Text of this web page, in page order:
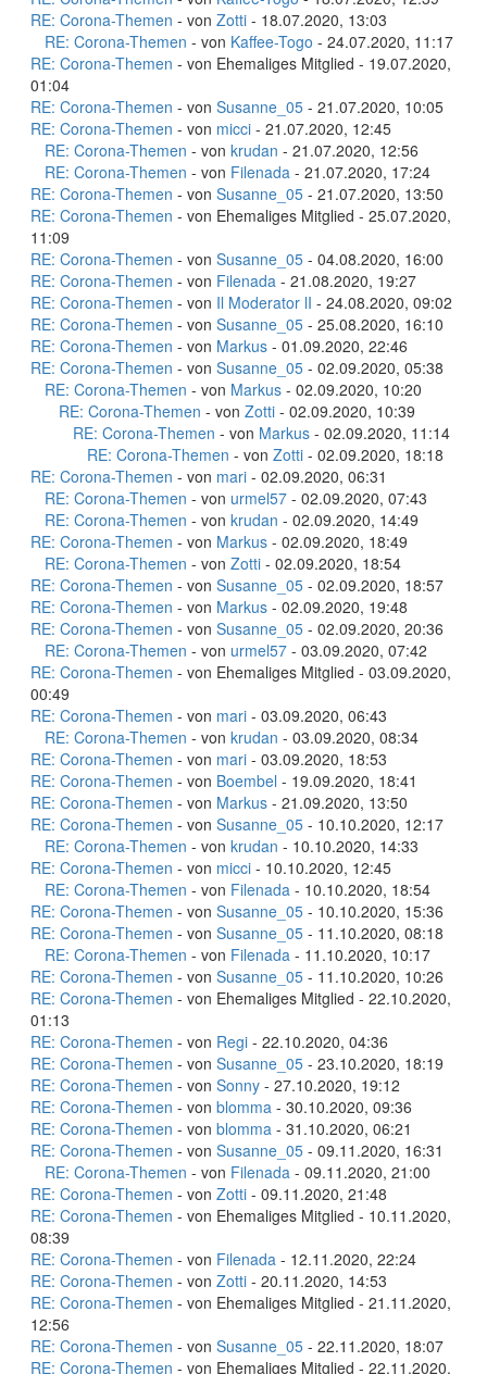
RE: Corona-Themen - von Zotti - 18.07.2020, 13:03
RE: Corona-Themen - von Kaffee-Togo - 24.07.2020, 11:17
RE: Corona-Themen - von Ehemaliges Mitglied - 19.07.2020,
01:04
RE: Corona-Themen - von Susanne_05 - 21.07.2020, 10:05
RE: Corona-Themen - von micci - 21.07.2020, 12:45
RE: Corona-Themen - von krudan - 21.07.2020, 12:56
RE: Corona-Themen - von Filenada - 21.07.2020, 17:24
RE: Corona-Themen - von Susanne_05 - 21.07.2020, 13:50
RE: Corona-Themen - von Ehemaliges Mitglied - 25.07.2020,
11:09
RE: Corona-Themen - von Susanne_05 - 04.08.2020, 16:00
RE: Corona-Themen - von Filenada - 21.08.2020, 19:27
RE: Corona-Themen - von Il Moderator lI - 24.08.2020, 09:02
RE: Corona-Themen - von Susanne_05 - 25.08.2020, 16:10
RE: Corona-Themen - von Markus - 01.09.2020, 22:46
RE: Corona-Themen - von Susanne_05 - 02.09.2020, 05:38
RE: Corona-Themen - von Markus - 02.09.2020, 10:20
RE: Corona-Themen - von Zotti - 02.09.2020, 10:39
RE: Corona-Themen - von Markus - 02.09.2020, 11:14
RE: Corona-Themen - von Zotti - 02.09.2020, 18:18
RE: Corona-Themen - von mari - 02.09.2020, 06:31
RE: Corona-Themen - von urmel57 - 02.09.2020, 07:43
RE: Corona-Themen - von krudan - 02.09.2020, 14:49
RE: Corona-Themen - von Markus - 02.09.2020, 18:49
RE: Corona-Themen - von Zotti - 02.09.2020, 18:54
RE: Corona-Themen - von Susanne_05 - 02.09.2020, 18:57
RE: Corona-Themen - von Markus - 02.09.2020, 19:48
RE: Corona-Themen - von Susanne_05 - 02.09.2020, 20:36
RE: Corona-Themen - von urmel57 - 03.09.2020, 07:42
RE: Corona-Themen - von Ehemaliges Mitglied - 03.09.2020,
00:49
RE: Corona-Themen - von mari - 03.09.2020, 06:43
RE: Corona-Themen - von krudan - 03.09.2020, 08:34
RE: Corona-Themen - von mari - 03.09.2020, 18:53
RE: Corona-Themen - von Boembel - 19.09.2020, 18:41
RE: Corona-Themen - von Markus - 21.09.2020, 13:50
RE: Corona-Themen - von Susanne_05 - 10.10.2020, 12:17
RE: Corona-Themen - von krudan - 10.10.2020, 14:33
RE: Corona-Themen - von micci - 10.10.2020, 12:45
RE: Corona-Themen - von Filenada - 10.10.2020, 18:54
RE: Corona-Themen - von Susanne_05 - 10.10.2020, 15:36
RE: Corona-Themen - von Susanne_05 - 11.10.2020, 08:18
RE: Corona-Themen - von Filenada - 11.10.2020, 10:17
RE: Corona-Themen - von Susanne_05 - 11.10.2020, 10:26
RE: Corona-Themen - von Ehemaliges Mitglied - 22.10.2020,
01:13
RE: Corona-Themen - von Regi - 22.10.2020, 04:36
RE: Corona-Themen - von Susanne_05 - 23.10.2020, 18:19
RE: Corona-Themen - von Sonny - 27.10.2020, 19:12
RE: Corona-Themen - von blomma - 30.10.2020, 09:36
RE: Corona-Themen - von blomma - 31.10.2020, 06:21
RE: Corona-Themen - von Susanne_05 - 09.11.2020, 16:31
RE: Corona-Themen - von Filenada - 09.11.2020, 21:00
RE: Corona-Themen - von Zotti - 09.11.2020, 21:48
RE: Corona-Themen - von Ehemaliges Mitglied - 10.11.2020,
08:39
RE: Corona-Themen - von Filenada - 12.11.2020, 22:24
RE: Corona-Themen - von Zotti - 20.11.2020, 14:53
RE: Corona-Themen - von Ehemaliges Mitglied - 21.11.2020,
12:56
RE: Corona-Themen - von Susanne_05 - 22.11.2020, 18:07
RE: Corona-Themen - von Ehemaliges Mitglied - 22.11.2020,